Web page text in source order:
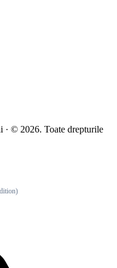
© 2026. Toate drepturile